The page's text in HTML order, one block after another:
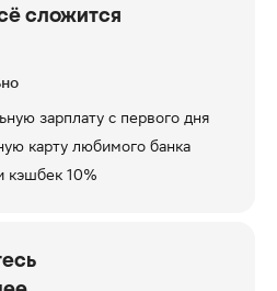
сложится
зарплату с первого дня
карту любимого банка
кэшбек 10%